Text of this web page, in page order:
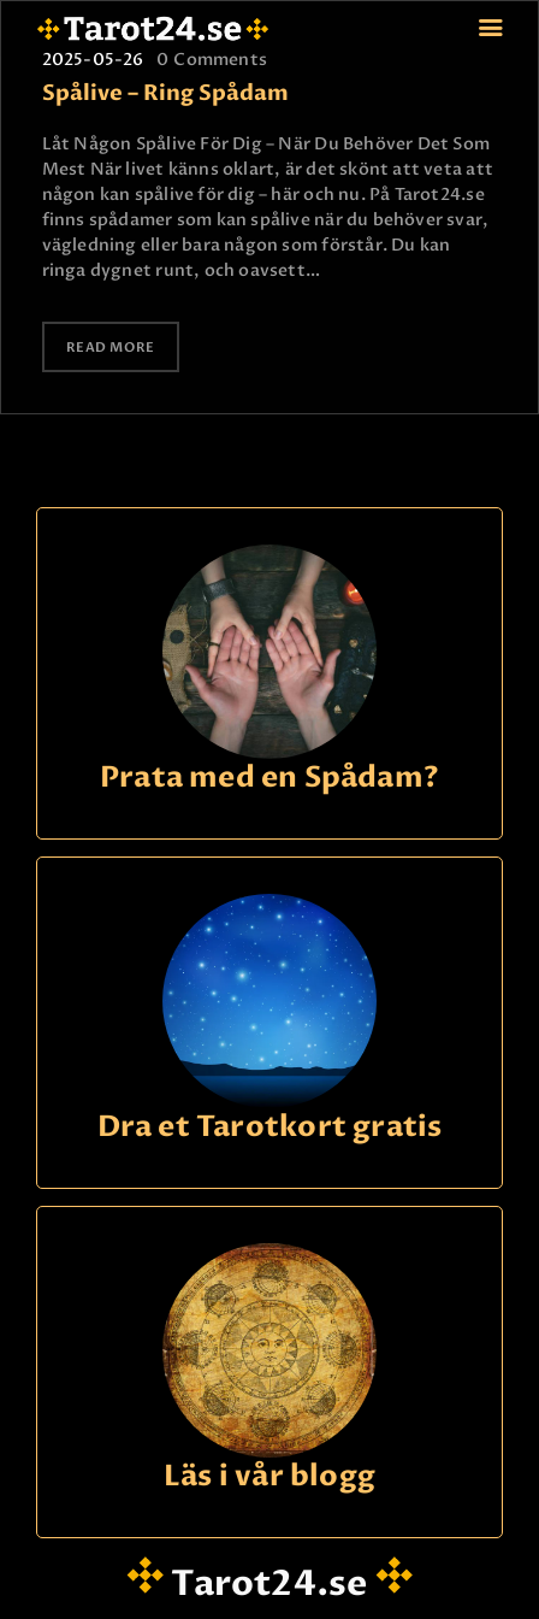
HEM
ASTROLOGI
STJÄRNTECKEN
TAROT
BLOGG
JOBBA SOM SPÅDAM
BETALNING
2025-05-26 0 Comments
Spålive – Ring Spådam
Låt Någon Spålive För Dig – När Du Behöver Det Som
Mest När livet känns oklart, är det skönt att veta att
någon kan spålive för dig – här och nu. På Tarot24.se
finns spådamer som kan spålive när du behöver svar,
vägledning eller bara någon som förstår. Du kan
ringa dygnet runt, och oavsett…
READ MORE
Prata med en Spådam?
Dra et Tarotkort gratis
Läs i vår blogg
Tarot24.se